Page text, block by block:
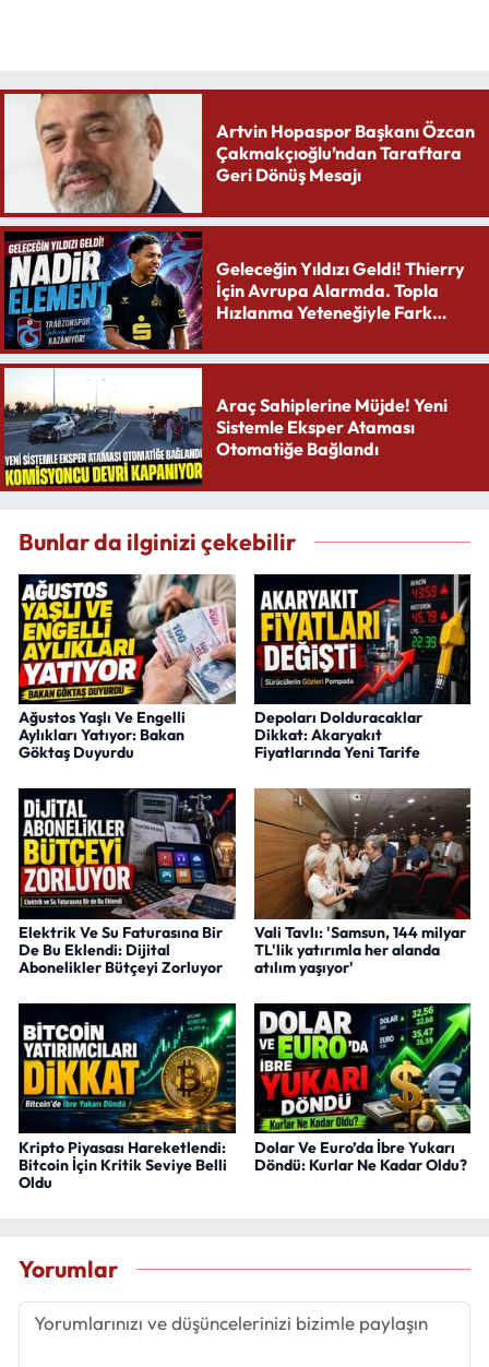
Artvin Hopaspor Başkanı Özcan
Çakmakçıoğlu’ndan Taraftara
Geri Dönüş Mesajı
Geleceğin Yıldızı Geldi! Thierry
İçin Avrupa Alarmda. Topla
Hızlanma Yeteneğiyle Fark
Araç Sahiplerine Müjde! Yeni
Sistemle Eksper Ataması
Otomatiğe Bağlandı
Bunlar da ilginizi çekebilir
Ağustos Yaşlı Ve Engelli
Aylıkları Yatıyor: Bakan
Göktaş Duyurdu
Depoları Dolduracaklar
Dikkat: Akaryakıt
Fiyatlarında Yeni Tarife
Elektrik Ve Su Faturasına Bir
De Bu Eklendi: Dijital
Abonelikler Bütçeyi Zorluyor
Vali Tavlı: 'Samsun, 144 milyar
TL'lik yatırımla her alanda
atılım yaşıyor'
Kripto Piyasası Hareketlendi:
Bitcoin İçin Kritik Seviye Belli
Oldu
Dolar Ve Euro’da İbre Yukarı
Döndü: Kurlar Ne Kadar Oldu?
Yorumlar